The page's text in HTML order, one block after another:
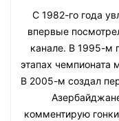
С 1982-го года
впервые
канале. В 1995-м
этапах чемпионата
В 2005-м создал
комментирую